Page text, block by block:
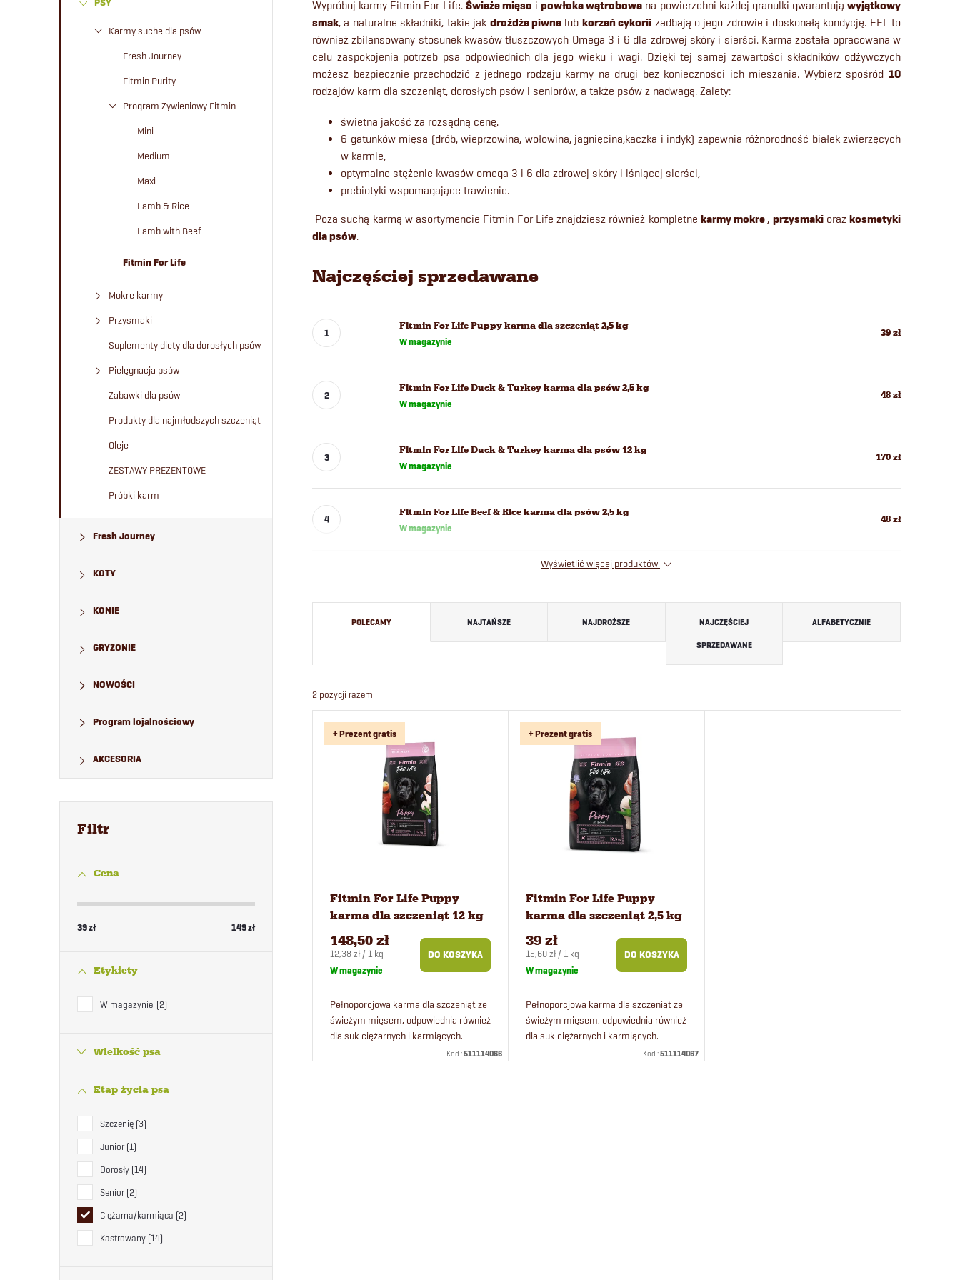
PSY
Karmy suche dla psów
Fresh Journey
Fitmin Purity
Program Żywieniowy Fitmin
Mini
Medium
Maxi
Lamb & Rice
Lamb with Beef
Fitmin For Life
Mokre karmy
Przysmaki
Suplementy diety dla dorosłych psów
Pielęgnacja psów
Zabawki dla psów
Produkty dla najmłodszych szczeniąt
Oleje
ZESTAWY PREZENTOWE
Próbki karm
Fresh Journey
KOTY
KONIE
GRYZONIE
NOWOŚCI
Program lojalnościowy
AKCESORIA
Cena
39zł 149zł
Etykiety
W magazynie 2
Wielkość psa
Etap życia psa
Szczenię 3
Junior 1
Dorosły 14
Senior 2
Ciężarna/karmiąca 2
Kastrowany 14
Wypróbuj karmy Fitmin For Life. Świeże mięso ipowłoka wątrobowa na powierzchni każdej granulki gwarantująwyjątkowy
smak, a naturalne składniki, takie jak drożdże piwnelub korzeń cykorii zadbają o jego zdrowie i doskonałą kondycję. FFL to
również zbilansowany stosunek kwasów tłuszczowych Omega 3 i 6 dla zdrowej skóry i sierści. Karma została opracowana w
celu zaspokojenia potrzeb psa odpowiednich dla jego wieku i wagi. Dzięki tej samej zawartości składników odżywczych
możesz bezpiecznie przechodzić z jednego rodzaju karmy na drugi bez konieczności ich mieszania. Wybierz spośród 10
rodzajów karm dla szczeniąt, dorosłych psów i seniorów, a także psów z nadwagą. Zalety:
świetna jakość za rozsądną cenę,
6 gatunków mięsa (drób, wieprzowina, wołowina, jagnięcina,kaczka i indyk) zapewnia różnorodność białek zwierzęcych
w karmie,
optymalne stężenie kwasów omega 3 i 6 dla zdrowej skóry i lśniącej sierści,
prebiotyki wspomagające trawienie.
Poza suchą karmą w asortymencie Fitmin For Life znajdziesz również kompletne karmy mokre, przysmakiorazkosmetyki
dla psów.
Najczęściej sprzedawane
Fitmin For Life Puppy karma dla szczeniąt 2,5 kg
W magazynie
39 zł
Fitmin For Life Duck & Turkey karma dla psów 2,5 kg
W magazynie
48 zł
Fitmin For Life Duck & Turkey karma dla psów 12 kg
W magazynie
170 zł
Fitmin For Life Beef & Rice karma dla psów 2,5 kg
W magazynie
48 zł
Wyświetlić więcej produktów
r
POLECAMY NAJTAŃSZE NAJDROŻSZE NAJCZĘŚCIEJ
SPRZEDAWANE
ALFABETYCZNIE
2 pozycji razem
L + Prezent gratis
Fitmin For Life Puppy
karma dla szczeniąt 12 kg
148,50 zł
Cena
jednostkowa:
12,38 zł / 1 kg
W magazynie
DO KOSZYKA
Pełnoporcjowa karma dla szczeniąt ze
świeżym mięsem, odpowiednia również
dla suk ciężarnych i karmiących.
Karma dla szczeniąt wszystkich ras
Kod :511114066
+ Prezent gratis
Fitmin For Life Puppy
karma dla szczeniąt 2,5 kg
39 zł
Cena
jednostkowa:
15,60 zł / 1 kg
W magazynie
DO KOSZYKA
Pełnoporcjowa karma dla szczeniąt ze
świeżym mięsem, odpowiednia również
dla suk ciężarnych i karmiących.
Karma dla szczeniąt wszystkich ras
Kod :511114067